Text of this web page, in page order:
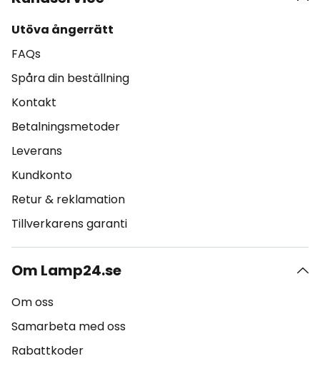
Utöva ångerrätt
FAQs
Spåra din beställning
Kontakt
Betalningsmetoder
Leverans
Kundkonto
Retur & reklamation
Tillverkarens garanti
Om Lamp24.se
Om oss
Samarbeta med oss
Rabattkoder